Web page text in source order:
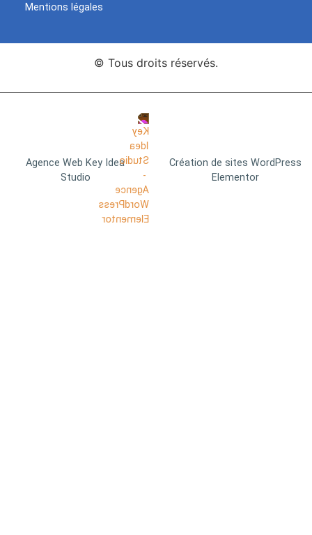
Mentions légales
© Tous droits réservés.
Agence Web Key Idea
Studio
Création de sites WordPress
Elementor